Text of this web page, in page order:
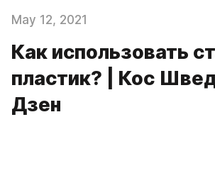
May 12, 2021
Как использовать
пластик? | Кос
Дзен